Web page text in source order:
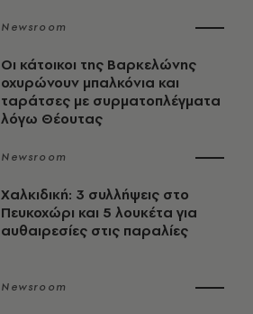
Newsroom
Οι κάτοικοι της Βαρκελώνης
οχυρώνουν μπαλκόνια και
ταράτσες με συρματοπλέγματα
λόγω Θέουτας
Newsroom
Χαλκιδική: 3 συλλήψεις στο
Πευκοχώρι και 5 λουκέτα για
αυθαιρεσίες στις παραλίες
Newsroom